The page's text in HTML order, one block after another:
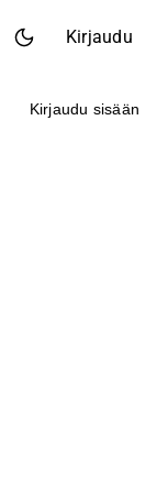
Kirjaudu
Kirjaudu sisään